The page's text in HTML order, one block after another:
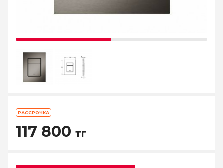
РАССРОЧКА
117 800 тг